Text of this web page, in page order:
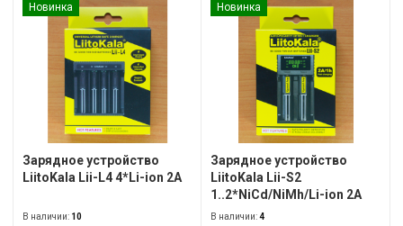
Новинка
Зарядное устройство
LiitoKala Lii-L4 4*Li-ion 2A
В наличии: 10
Новинка
Зарядное устройство
LiitoKala Lii-S2
1..2*NiCd/NiMh/Li-ion 2A
В наличии:4